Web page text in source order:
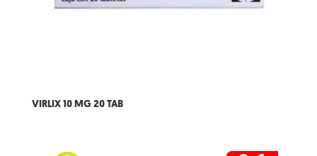
VIRLIX 10 MG 20 TAB